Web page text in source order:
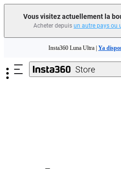
Vous visitez actuellement la
Acheter depuis un autre pays ou
Need shopping help? |
Insta360 Luna Ultra | Ya